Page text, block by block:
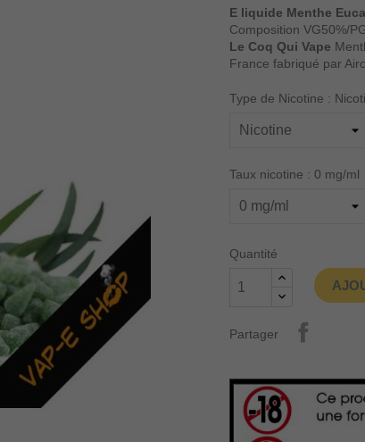
E liquide Menthe
Composition VG50%/
Le Coq Qui Vape
France fabriqué par
Type de Nicotine :
Taux nicotine : 0 mg/ml
Quantité
Partager